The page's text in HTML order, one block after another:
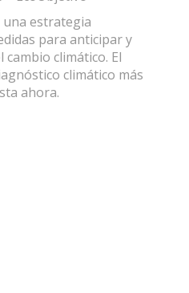
una estrategia
para anticipar y
climático. El
climático más
ahora.